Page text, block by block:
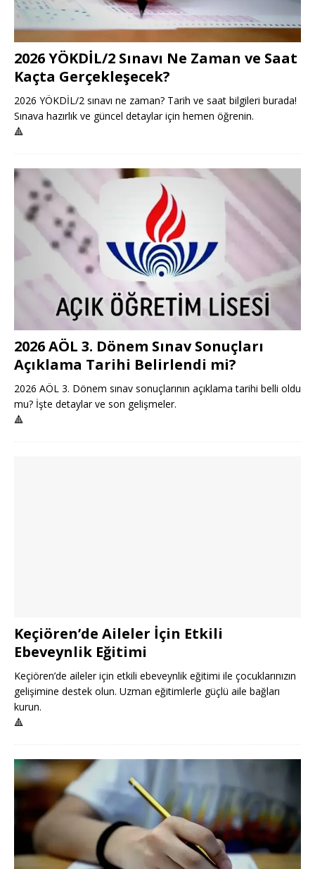
2026 YÖKDİL/2 Sınavı Ne Zaman ve Saat
Kaçta Gerçekleşecek?
2026 YÖKDİL/2 sınavı ne zaman? Tarih ve saat bilgileri burada!
Sınava hazırlık ve güncel detaylar için hemen öğrenin.
🔺
2026 AÖL 3. Dönem Sınav Sonuçları
Açıklama Tarihi Belirlendi mi?
2026 AÖL 3. Dönem sınav sonuçlarının açıklama tarihi belli oldu
mu? İşte detaylar ve son gelişmeler.
🔺
Keçiören’de Aileler İçin Etkili
Ebeveynlik Eğitimi
Keçiören’de aileler için etkili ebeveynlik eğitimi ile çocuklarınızın
gelişimine destek olun. Uzman eğitimlerle güçlü aile bağları
kurun.
🔺